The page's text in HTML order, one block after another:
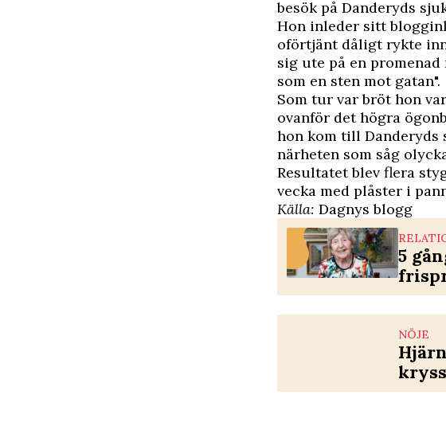
besök på Danderyds
Hon inleder sitt
oförtjänt dåligt rykte
sig ute på en
som en sten mot gatan".
Som tur var bröt hon
ovanför det högra
hon kom till Danderyds
närheten som såg
Resultatet blev flera
vecka med plåster i
Källa: Dagnys blogg
5
NÖJE